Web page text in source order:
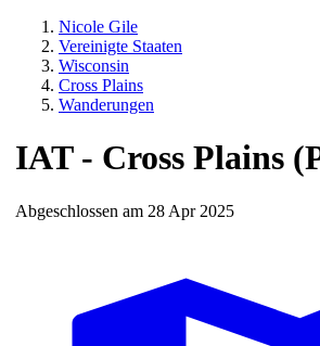
Nicole Gile
Vereinigte Staaten
Wisconsin
Cross Plains
Wanderungen
IAT - Cross Plains
Abgeschlossen am 28 Apr 2025